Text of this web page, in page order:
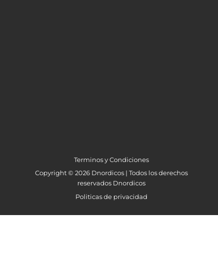
Terminos y Condiciones
Copyright © 2026 Dnordicos | Todos los derechos
reservados Dnordicos
Politicas de privacidad